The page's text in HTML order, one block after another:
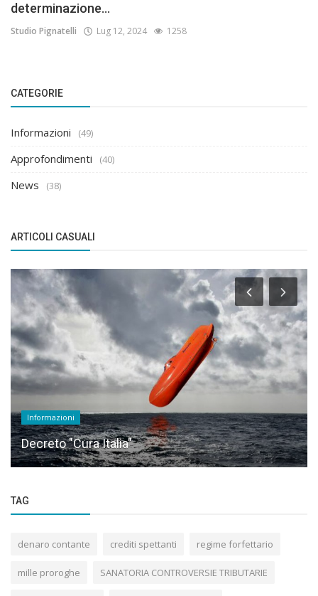
determinazione...
Studio Pignatelli Lug 12, 2024 1258
CATEGORIE
Informazioni (49)
Approfondimenti (40)
News (38)
ARTICOLI CASUALI
Informazioni
Decreto "Cura Italia"
TAG
denaro contante crediti spettanti regime forfettario
mille proroghe SANATORIA CONTROVERSIE TRIBUTARIE